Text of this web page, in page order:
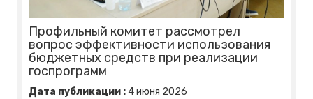
Профильный комитет рассмотрел
вопрос эффективности использования
бюджетных средств при реализации
госпрограмм
Дата публикации : 4июня 2026